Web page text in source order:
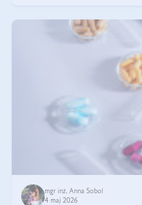
mgr inż. Anna Sobol
4 maj 2026